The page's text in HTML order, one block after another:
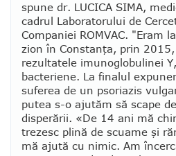
spu­ne dr. LUCICA SIMA,
cadrul Laboratorului de
Companiei ROM­VAC. "Eram
zion în Constanţa, prin
rezultatele imunoglobulinei
bacteriene. La finalul
suferea de un psoriazis
putea s-o aju­tăm să scape
disperării. «De 14 ani mă
trezesc plină de scuame şi
mă ajută cu nimic. Am